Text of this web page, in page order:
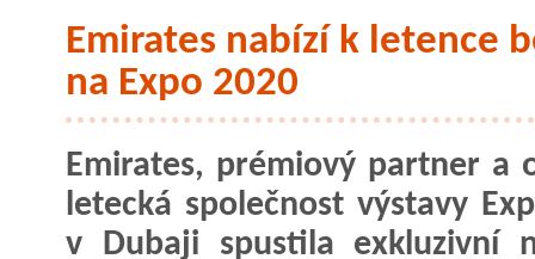
Emirates nabízí k letence
na Expo 2020
Emirates, prémiový partner a
letecká společnost výstavy
v Dubaji spustila exkluzivní